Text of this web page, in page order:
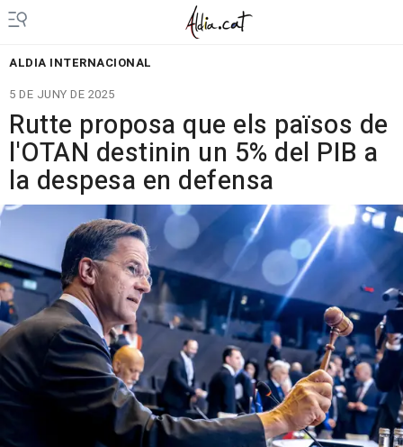
ALDIA INTERNACIONAL
5 DE JUNY DE 2025
Rutte proposa que els països de
l'OTAN destinin un 5% del PIB a
la despesa en defensa